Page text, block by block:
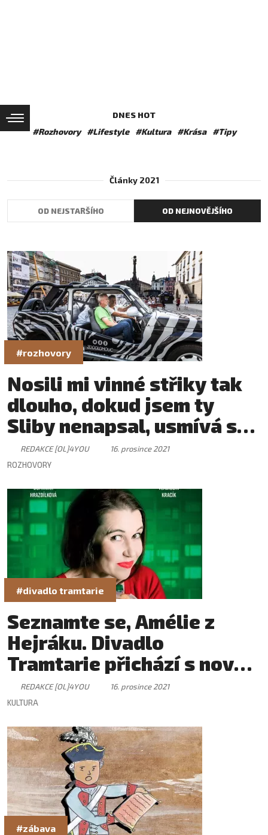
DNES HOT
#Rozhovory
#Lifestyle #Kultura #Krása #Tipy
Články 2021
OD NEJSTARŠÍHO OD NEJNOVĚJŠÍHO
#rozhovory
Nosili mi vinné střiky tak
dlouho, dokud jsem ty
Sliby nenapsal, usmívá se
Janek Ledecký před
vánočním koncertem v
Olomouci
REDAKCE [OL]4YOU
16. prosince 2021
ROZHOVORY
#divadlo tramtarie
Seznamte se, Amélie z
Hejráku. Divadlo
Tramtarie přichází s novou
komedií
REDAKCE [OL]4YOU
16. prosince 2021
KULTURA
#zábava